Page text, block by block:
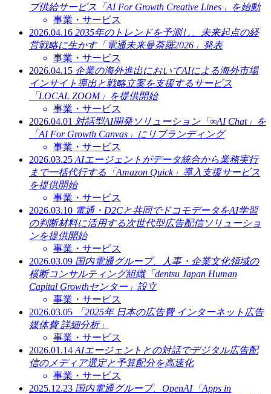
ブ供給サービス「AI For Growth Creative Lines」を始動
事業・サービス
2026.04.16 2035年のトレンドを予測し、未来起点の経
営戦略に生かす「電通未来曼荼羅2026」発表
事業・サービス
2026.04.15 企業の海外進出においてAIによる海外市場
インサイト導出と戦略立案を支援するサービス
「LOCAL ZOOM」を提供開始
事業・サービス
2026.04.01 対話型AI開発ソリューション「∞AI Chat」を
「AI For Growth Canvas」にリブランディング
事業・サービス
2026.03.25 AIエージェントがデータ統合から業務実行
まで一括代行する「Amazon Quick」導入支援サービス
を提供開始
事業・サービス
2026.03.10 電通・D2Cと共同でドコモデータをAI学習
の判断材料に活用する次世代型広告配信ソリューショ
ンを提供開始
事業・サービス
2026.03.09 国内電通グループ、人事・企業文化領域の
横断コンサルティング組織「dentsu Japan Human
Capital Growthセンター」設立
事業・サービス
2026.03.05
「2025年 日本の広告費 インターネット広告
媒体費 詳細分析」
事業・サービス
2026.01.14 AIエージェントとの対話でデジタル広告配
信のメディア選定と予算配分を高速化
事業・サービス
2025.12.23 国内電通グループ、OpenAI「Apps in